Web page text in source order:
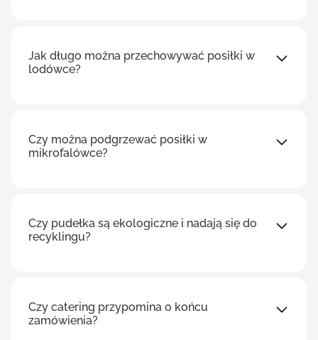
Jak długo można przechowywać posiłki w
lodówce?
Czy można podgrzewać posiłki w
mikrofalówce?
Czy pudełka są ekologiczne i nadają się do
recyklingu?
Czy catering przypomina o końcu
zamówienia?